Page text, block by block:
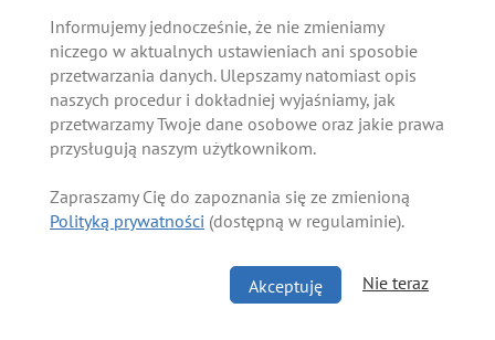
Informujemy jednocześnie, że nie zmieniamy
niczego w aktualnych ustawieniach ani sposobie
przetwarzania danych. Ulepszamy natomiast opis
naszych procedur i dokładniej wyjaśniamy, jak
przetwarzamy Twoje dane osobowe oraz jakie prawa
przysługują naszym użytkownikom.
Zapraszamy Cię do zapoznania się ze zmienioną
Polityką prywatności (dostępną w regulaminie).
Akceptuję Nie teraz